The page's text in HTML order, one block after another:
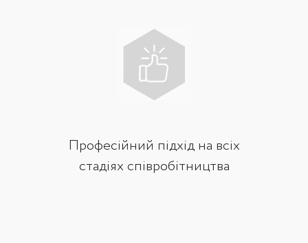
Професійний підхід на всіх
стадіях співробітництва